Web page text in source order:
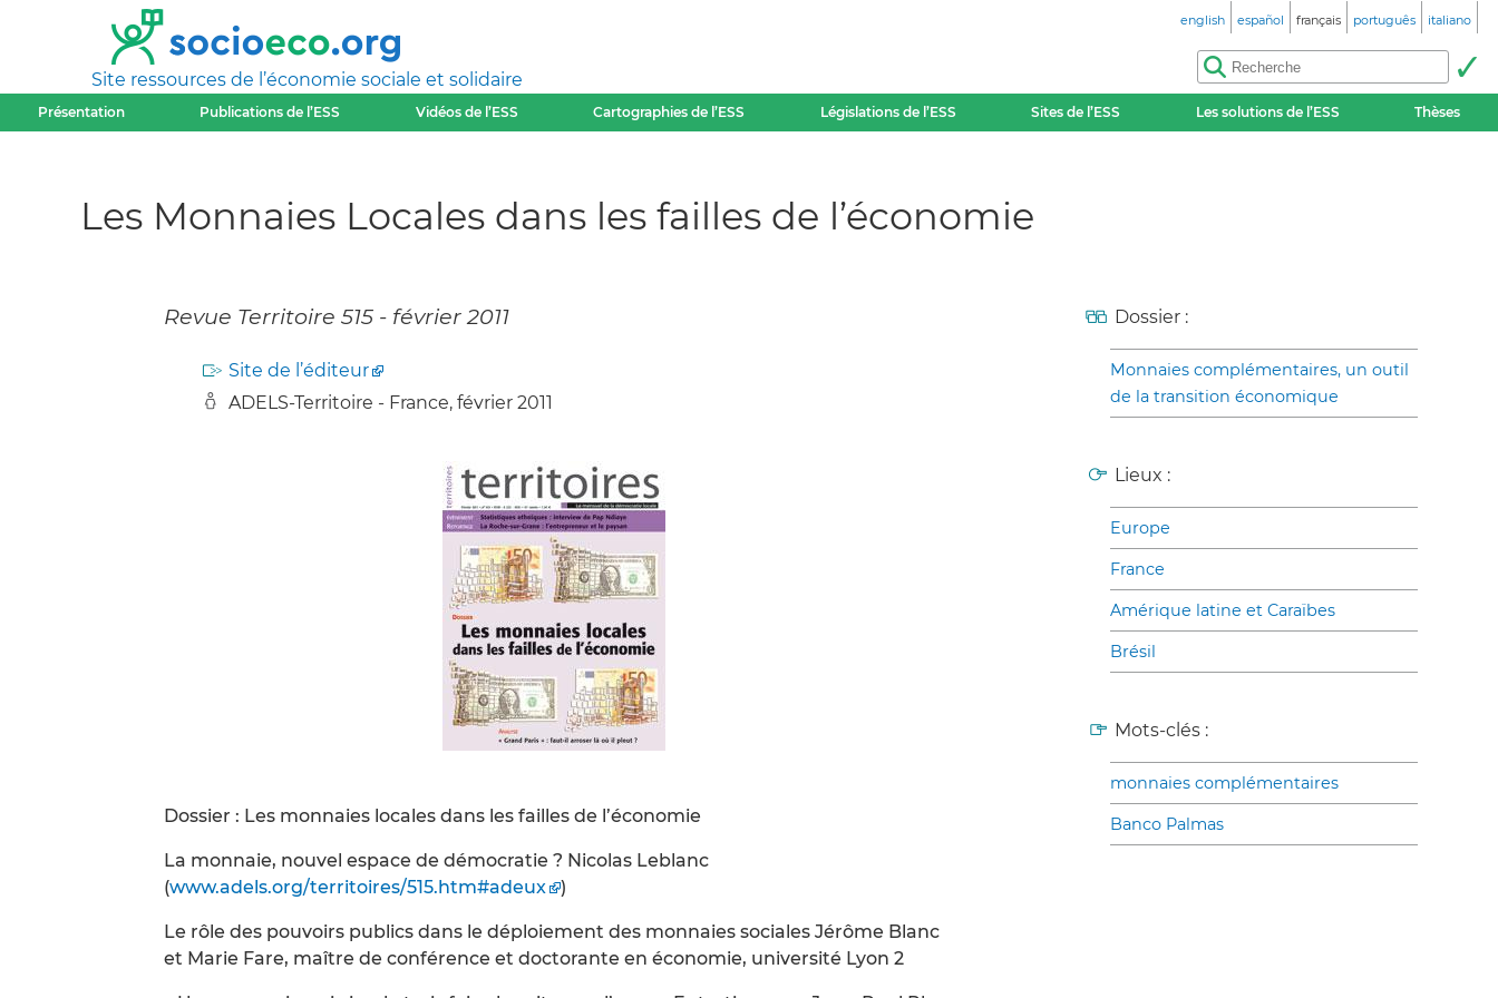
Site ressources de l’économie sociale et solidaire
english español français português italiano
Présentation Publications de l’ESS Vidéos de l’ESS Cartographies de l’ESS Législations de l’ESS Sites de l’ESS Les solutions de l’ESS Thèses
Les Monnaies Locales dans les failles de l’économie
Revue Territoire 515 - février 2011
Site de l’éditeur
ADELS-Territoire - France, février 2011
Dossier : Les monnaies locales dans les failles de l’économie
La monnaie, nouvel espace de démocratie ? Nicolas Leblanc
(www.adels.org/territoires/515.htm#adeux )
Le rôle des pouvoirs publics dans le déploiement des monnaies sociales Jérôme Blanc
et Marie Fare, maître de conférence et doctorante en économie, université Lyon 2
Dossier :
Monnaies complémentaires, un outil
de la transition économique
Lieux :
Europe
France
Amérique latine et Caraïbes
Brésil
Mots-clés :
monnaies complémentaires
Banco Palmas